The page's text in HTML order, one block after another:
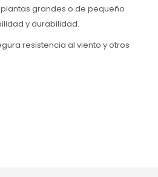
grandes o de pequeño
y durabilidad.
resistencia al viento y otros